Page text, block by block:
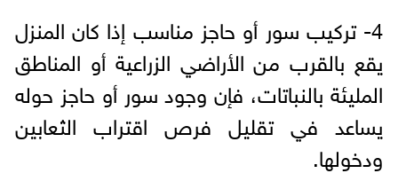
4- تركيب سور أو حاجز مناسب إذا كان المنزل
يقع بالقرب من الأراضي الزراعية أو المناطق
المليئة بالنباتات، فإن وجود سور أو حاجز حوله
يساعد في تقليل فرص اقتراب الثعابين
ودخولها.